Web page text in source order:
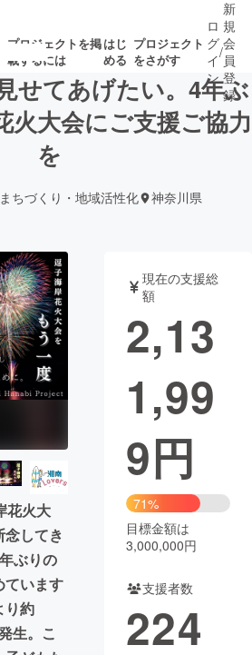
プロジェクトを掲
載するには
はじ
める
プロジェクト
をさがす
の新着プロ
・ガジェット
書籍・雑誌
業 チャレンジ
地域活性化
CAMPFIRE Creation
さと納税machi-ya コミュニティ
ロ
グ
イ
ン
/
新
規
会
員
登
録
せてあげたい。4年ぶ
火大会にご支援ご協力
を
まちづくり・地域活性化 神奈川県
花火大
してき
ぶりの
ています
り約
生。こ
現在の支援総
額
2,13
1,99
9円
71%
目標金額は
3,000,000円
支援者数
224